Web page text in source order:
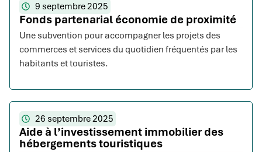
9 septembre 2025
Fonds partenarial économie de proximité
Une subvention pour accompagner les projets des
commerces et services du quotidien fréquentés par les
habitants et touristes.
26 septembre 2025
Aide à l’investissement immobilier des
hébergements touristiques